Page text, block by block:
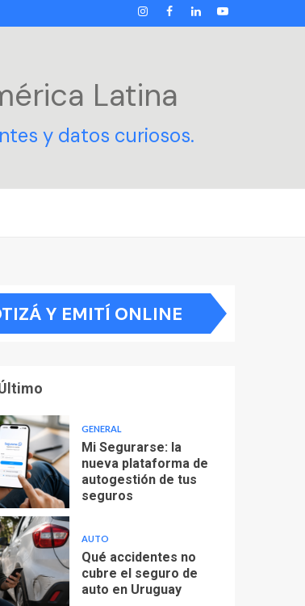
INSTAGRAM
FACEBOOK
LINKEDIN
YOUTUBE
Latina
y datos curiosos.
Y EMITÍ ONLINE
GENERAL
Mi Segurarse: la
nueva plataforma de
autogestión de tus
seguros
AUTO
Qué accidentes no
cubre el seguro de
auto en Uruguay